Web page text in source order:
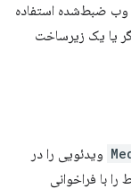
وب ضبط‌شده استفاده
یا یک زیرساخت
ویدئویی را در
با فراخوانی